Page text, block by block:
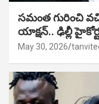
సమంత గురించి
యాక్షన్.. ఢిల్లీ
May 30, 2026